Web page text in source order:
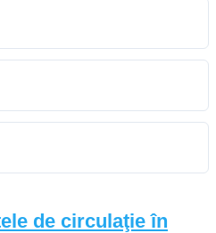
de circulaţie în